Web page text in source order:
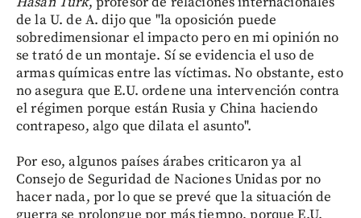
de la U. de A. dijo que "la oposición puede
sobredimensionar el impacto pero en mi opinión no
se trató de un montaje. Sí se evidencia el uso de
armas químicas entre las víctimas. No obstante, esto
no asegura que E.U. ordene una intervención contra
el régimen porque están Rusia y China haciendo
contrapeso, algo que dilata el asunto".
Por eso, algunos países árabes criticaron ya al
Consejo de Seguridad de Naciones Unidas por no
hacer nada, por lo que se prevé que la situación de
guerra se prolongue por más tiempo, porque E.U.